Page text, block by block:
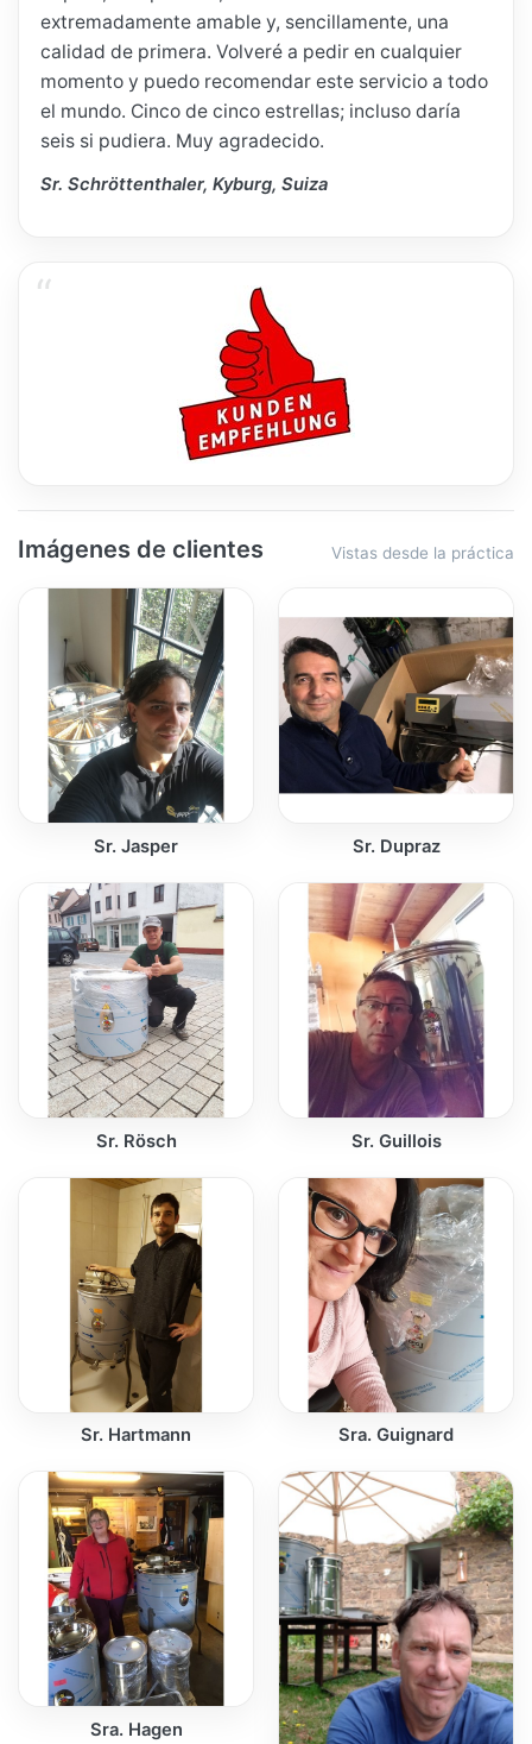
extremadamente amable y, sencillamente, una
calidad de primera. Volveré a pedir en cualquier
momento y puedo recomendar este servicio a todo
el mundo. Cinco de cinco estrellas; incluso daría
seis si pudiera. Muy agradecido.
Sr. Schröttenthaler, Kyburg, Suiza
Imágenes de clientes Vistas desde la práctica
Sr. Jasper Sr. Dupraz
Sr. Rösch Sr. Guillois
Sr. Hartmann Sra. Guignard
Sra. Hagen